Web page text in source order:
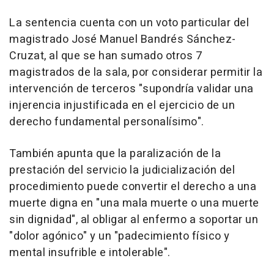
La sentencia cuenta con un voto particular del
magistrado José Manuel Bandrés Sánchez-
Cruzat, al que se han sumado otros 7
magistrados de la sala, por considerar permitir la
intervención de terceros "supondría validar una
injerencia injustificada en el ejercicio de un
derecho fundamental personalísimo".
También apunta que la paralización de la
prestación del servicio la judicialización del
procedimiento puede convertir el derecho a una
muerte digna en "una mala muerte o una muerte
sin dignidad", al obligar al enfermo a soportar un
"dolor agónico" y un "padecimiento físico y
mental insufrible e intolerable".